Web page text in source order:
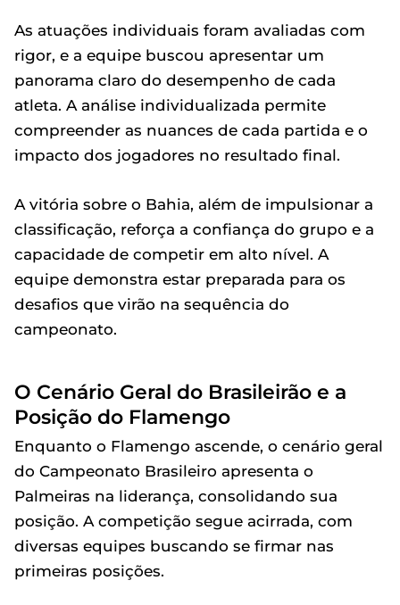
As atuações individuais foram avaliadas com
rigor, e a equipe buscou apresentar um
panorama claro do desempenho de cada
atleta. A análise individualizada permite
compreender as nuances de cada partida e o
impacto dos jogadores no resultado final.
A vitória sobre o Bahia, além de impulsionar a
classificação, reforça a confiança do grupo e a
capacidade de competir em alto nível. A
equipe demonstra estar preparada para os
desafios que virão na sequência do
campeonato.
O Cenário Geral do Brasileirão e a
Posição do Flamengo
Enquanto o Flamengo ascende, o cenário geral
do Campeonato Brasileiro apresenta o
Palmeiras na liderança, consolidando sua
posição. A competição segue acirrada, com
diversas equipes buscando se firmar nas
primeiras posições.